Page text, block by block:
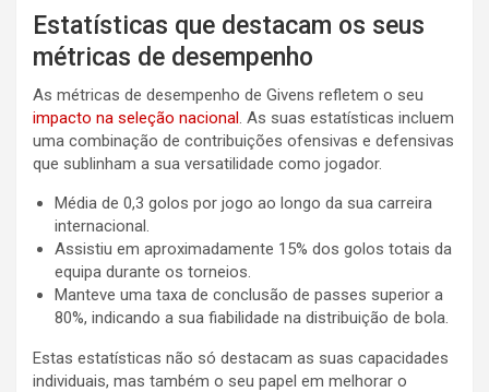
Estatísticas que destacam os seus
métricas de desempenho
As métricas de desempenho de Givens refletem o seu
impacto na seleção nacional. As suas estatísticas incluem
uma combinação de contribuições ofensivas e defensivas
que sublinham a sua versatilidade como jogador.
Média de 0,3 golos por jogo ao longo da sua carreira
internacional.
Assistiu em aproximadamente 15% dos golos totais da
equipa durante os torneios.
Manteve uma taxa de conclusão de passes superior a
80%, indicando a sua fiabilidade na distribuição de bola.
Estas estatísticas não só destacam as suas capacidades
individuais, mas também o seu papel em melhorar o